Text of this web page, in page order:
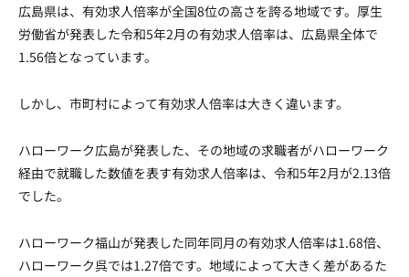
広島県は、有効求人倍率が全国8位の高さを誇る地域です。厚生
労働省が発表した令和5年2月の有効求人倍率は、広島県全体で
1.56倍となっています。
しかし、市町村によって有効求人倍率は大きく違います。
ハローワーク広島が発表した、その地域の求職者がハローワーク
経由で就職した数値を表す有効求人倍率は、令和5年2月が2.13倍
でした。
ハローワーク福山が発表した同年同月の有効求人倍率は1.68倍、
ハローワーク呉では1.27倍です。地域によって大きく差があるた